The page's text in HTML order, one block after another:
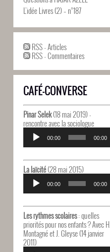
L’idée Livres (2) – n°187
RSS - Articles
RSS - Commentaires
CAFÉ-CONVERSE
Pinar Selek(18 mai 2019) -
rencontre avec la sociologue
Lecteur
audio
00:00 00:00
La laïcité(28 mai 2015)
Lecteur
audio
00:00 00:00
Les rythmes scolaires: quelles
priorités pour nos enfants ? Avec H.
Montagné et J. Gleyse (14 janvier
2011)